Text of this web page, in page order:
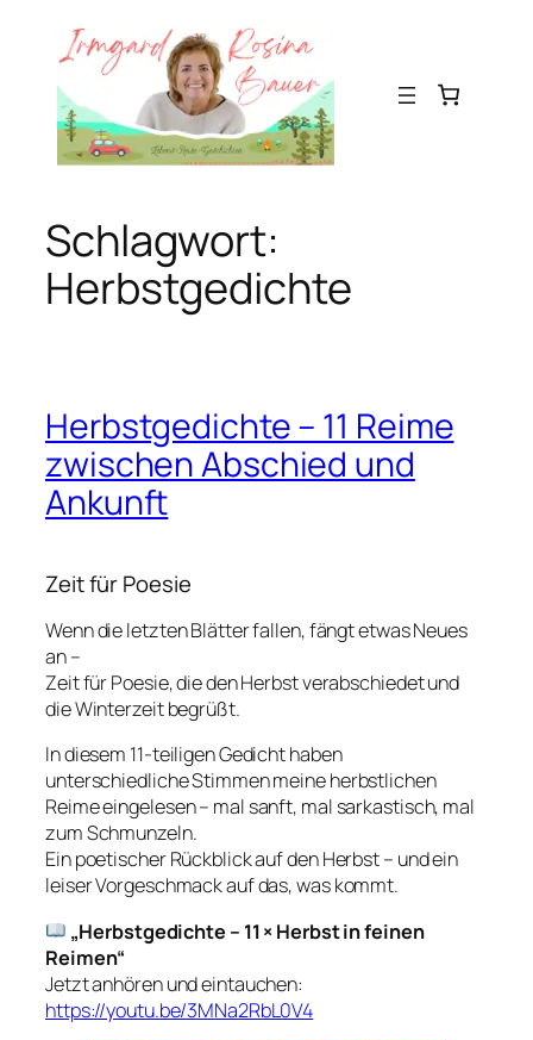
Inhalt
springen
Schlagwort:
Herbstgedichte
Herbstgedichte – 11 Reime
zwischen Abschied und
Ankunft
Zeit für Poesie
Wenn die letzten Blätter fallen, fängt etwas Neues
an –
Zeit für Poesie, die den Herbst verabschiedet und
die Winterzeit begrüßt.
In diesem 11-teiligen Gedicht haben
unterschiedliche Stimmen meine herbstlichen
Reime eingelesen – mal sanft, mal sarkastisch, mal
zum Schmunzeln.
Ein poetischer Rückblick auf den Herbst – und ein
leiser Vorgeschmack auf das, was kommt.
„Herbstgedichte – 11 × Herbst in feinen
Reimen“
Jetzt anhören und eintauchen:
https://youtu.be/3MNa2RbL0V4